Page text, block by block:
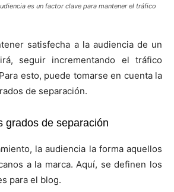
es un factor clave para mantener el tráfico
satisfecha a la audiencia de un
seguir incrementando el tráfico
esto, puede tomarse en cuenta la
de separación.
grados de separación
la audiencia la forma aquellos
a la marca. Aquí, se definen los
para el blog.